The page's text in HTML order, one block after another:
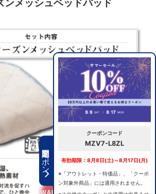
期間限定クーポン
クーポンコード
MZV7-L8ZL
有効期限：8月8日(土)～8月17日(月)
※「アウトレット・特価品」、「クーポ
ン対象外商品」には適用されません。
ンメッシュベッドパッド